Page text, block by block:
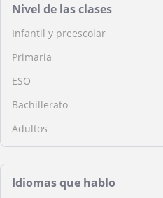
Nivel de las clases
Infantil y preescolar
Primaria
ESO
Bachillerato
Adultos
Idiomas que hablo